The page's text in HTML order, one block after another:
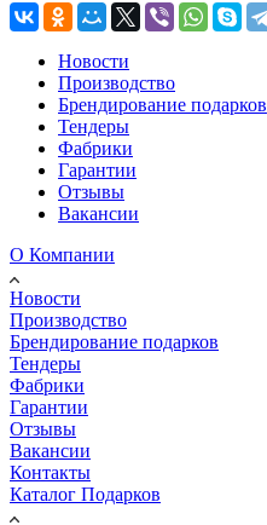
Новости
Производство
Брендирование подарков
Тендеры
Фабрики
Гарантии
Отзывы
Вакансии
О Компании
Новости
Производство
Брендирование подарков
Тендеры
Фабрики
Гарантии
Отзывы
Вакансии
Контакты
Каталог Подарков